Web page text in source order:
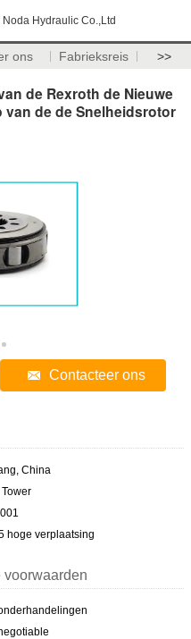
Hydraulic Co.,Ltd
ons Fabrieksreis >>
de Rexroth de Nieuwe
van de de Snelheidsrotor
Contacteer ons
China
hoge verplaatsing
voorwaarden